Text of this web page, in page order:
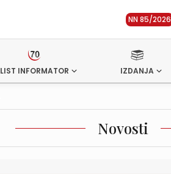
NN 85/2026
LIST INFORMATOR IZDANJA
Novosti